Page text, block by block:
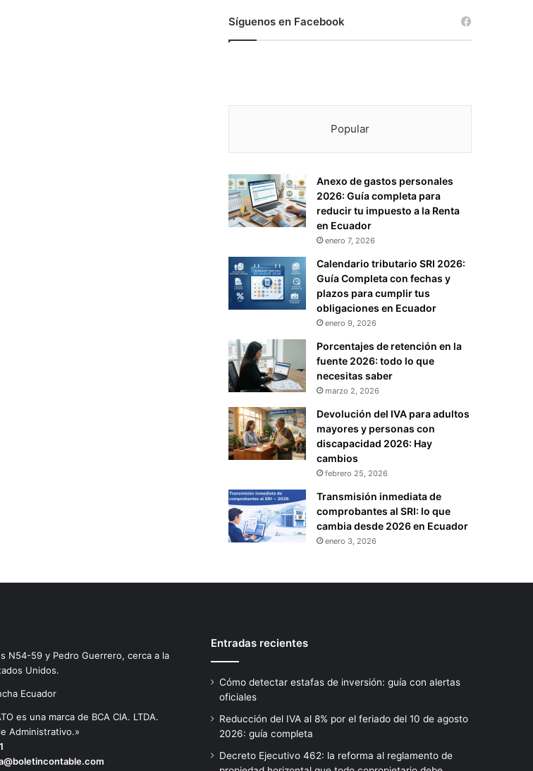
Síguenos en Facebook
Popular
Anexo de gastos personales
2026: Guía completa para
reducir tu impuesto a la Renta
en Ecuador
enero 7, 2026
Calendario tributario SRI 2026:
Guía Completa con fechas y
plazos para cumplir tus
obligaciones en Ecuador
enero 9, 2026
Porcentajes de retención en la
fuente 2026: todo lo que
necesitas saber
marzo 2, 2026
Devolución del IVA para adultos
mayores y personas con
discapacidad 2026: Hay
cambios
febrero 25, 2026
Transmisión inmediata de
comprobantes al SRI: lo que
cambia desde 2026 en Ecuador
enero 3, 2026
N54-59 y Pedro Guerrero, cerca a la
Unidos.
Ecuador
es una marca de BCA CIA. LTDA.
Administrativo.»
Entradas recientes
Cómo detectar estafas de inversión: guía con alertas
oficiales
Reducción del IVA al 8% por el feriado del 10 de agosto
2026: guía completa
Decreto Ejecutivo 462: la reforma al reglamento de